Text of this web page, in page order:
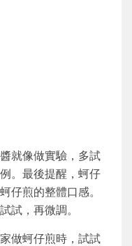
就像做實驗，多試
。最後提醒，蚵仔
仔煎的整體口感。
試，再微調。
做蚵仔煎時，試試